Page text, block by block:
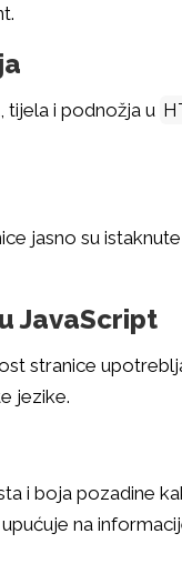
tijela i podnožja u
jasno su
JavaScript
stranice
jezike.
i boja pozadine
na